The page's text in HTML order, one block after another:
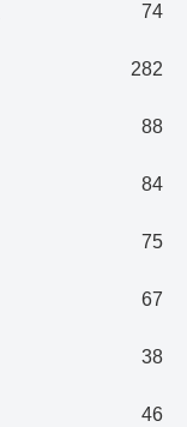
74
282
88
84
75
67
38
46